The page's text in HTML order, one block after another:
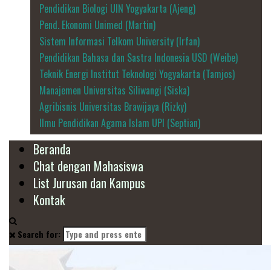
Pendidikan Biologi UIN Yogyakarta (Ajeng)
Pend. Ekonomi Unimed (Martin)
Sistem Informasi Telkom University (Irfan)
Pendidikan Bahasa dan Sastra Indonesia USD (Weibe)
Teknik Energi Institut Teknologi Yogyakarta (Tamjos)
Manajemen Universitas Siliwangi (Siska)
Agribisnis Universitas Brawijaya (Rizky)
Ilmu Pendidikan Agama Islam UPI (Septian)
Beranda
Chat dengan Mahasiswa
List Jurusan dan Kampus
Kontak
Search for: